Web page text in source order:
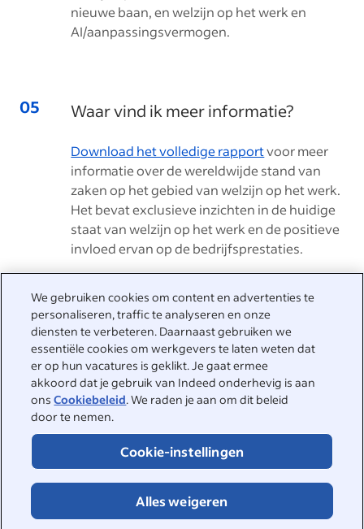
We gebruiken cookies om content en advertenties te
personaliseren, traffic te analyseren en onze
diensten te verbeteren. Daarnaast gebruiken we
essentiële cookies om werkgevers te laten weten dat
er op hun vacatures is geklikt. Je gaat ermee
akkoord dat je gebruik van Indeed onderhevig is aan
onsCookiebeleid. We raden je aan om dit beleid
door te nemen.
Cookie-instellingen
Alles weigeren
nieuwe baan, en welzijn op het werk en
AI/aanpassingsvermogen.
Waar vind ik meer informatie?
Download het volledige rapportvoor meer
informatie over de wereldwijde stand van
zaken op het gebied van welzijn op het werk.
Het bevat exclusieve inzichten in de huidige
staat van welzijn op het werk en de positieve
invloed ervan op de bedrijfsprestaties.
We helpen je graag
Bezoek het Helpcenter voor antwoorden op veelgestelde
vragen of neem rechtstreeks contact met ons op.
Helpcenter
Contact opnemen